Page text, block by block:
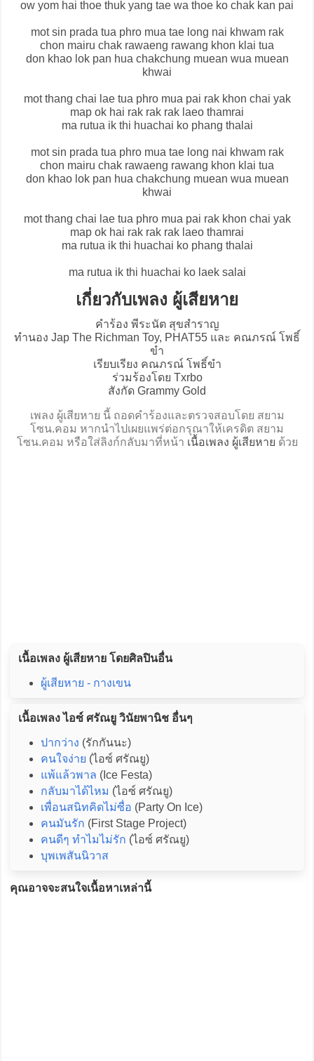
ow yom hai thoe thuk yang tae wa thoe ko chak kan pai
mot sin prada tua phro mua tae long nai khwam rak
chon mairu chak rawaeng rawang khon klai tua
don khao lok pan hua chakchung muean wua muean
khwai
mot thang chai lae tua phro mua pai rak khon chai yak
map ok hai rak rak rak laeo thamrai
ma rutua ik thi huachai ko phang thalai
mot sin prada tua phro mua tae long nai khwam rak
chon mairu chak rawaeng rawang khon klai tua
don khao lok pan hua chakchung muean wua muean
khwai
mot thang chai lae tua phro mua pai rak khon chai yak
map ok hai rak rak rak laeo thamrai
ma rutua ik thi huachai ko phang thalai
ma rutua ik thi huachai ko laek salai
เกี่ยวกับเพลง ผู้เสียหาย
คำร้อง พีระนัต สุขสำราญ
ทำนอง Jap The Richman Toy, PHAT55 และ คณภรณ์ โพธิ์
ขำ
เรียบเรียง คณภรณ์ โพธิ์ขำ
ร่วมร้องโดย Txrbo
สังกัด Grammy Gold
เพลง ผู้เสียหาย นี้ ถอดคำร้องและตรวจสอบโดย สยาม
โซน.คอม หากนำไปเผยแพร่ต่อกรุณาให้เครดิต สยาม
โซน.คอม หรือใส่ลิงก์กลับมาที่หน้า เนื้อเพลง ผู้เสียหาย ด้วย
เนื้อเพลง ผู้เสียหาย โดยศิลปินอื่น
ผู้เสียหาย - กางเขน
เนื้อเพลง ไอซ์ ศรัณยู วินัยพานิช อื่นๆ
ปากว่าง (รักกันนะ)
คนใจง่าย (ไอซ์ ศรัณยู)
แพ้แล้วพาล (Ice Festa)
กลับมาได้ไหม (ไอซ์ ศรัณยู)
เพื่อนสนิทคิดไม่ซื่อ (Party On Ice)
คนมันรัก (First Stage Project)
คนดีๆ ทำไมไม่รัก (ไอซ์ ศรัณยู)
บุพเพสันนิวาส
คุณอาจจะสนใจเนื้อหาเหล่านี้